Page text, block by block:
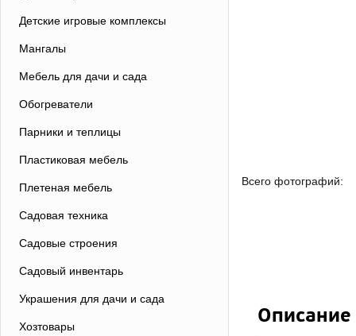
Детские игровые комплексы
Мангалы
Мебель для дачи и сада
Обогреватели
Парники и теплицы
Пластиковая мебель
Плетеная мебель
Садовая техника
Садовые строения
Садовый инвентарь
Украшения для дачи и сада
Хозтовары
Всего фотографий:
Описание